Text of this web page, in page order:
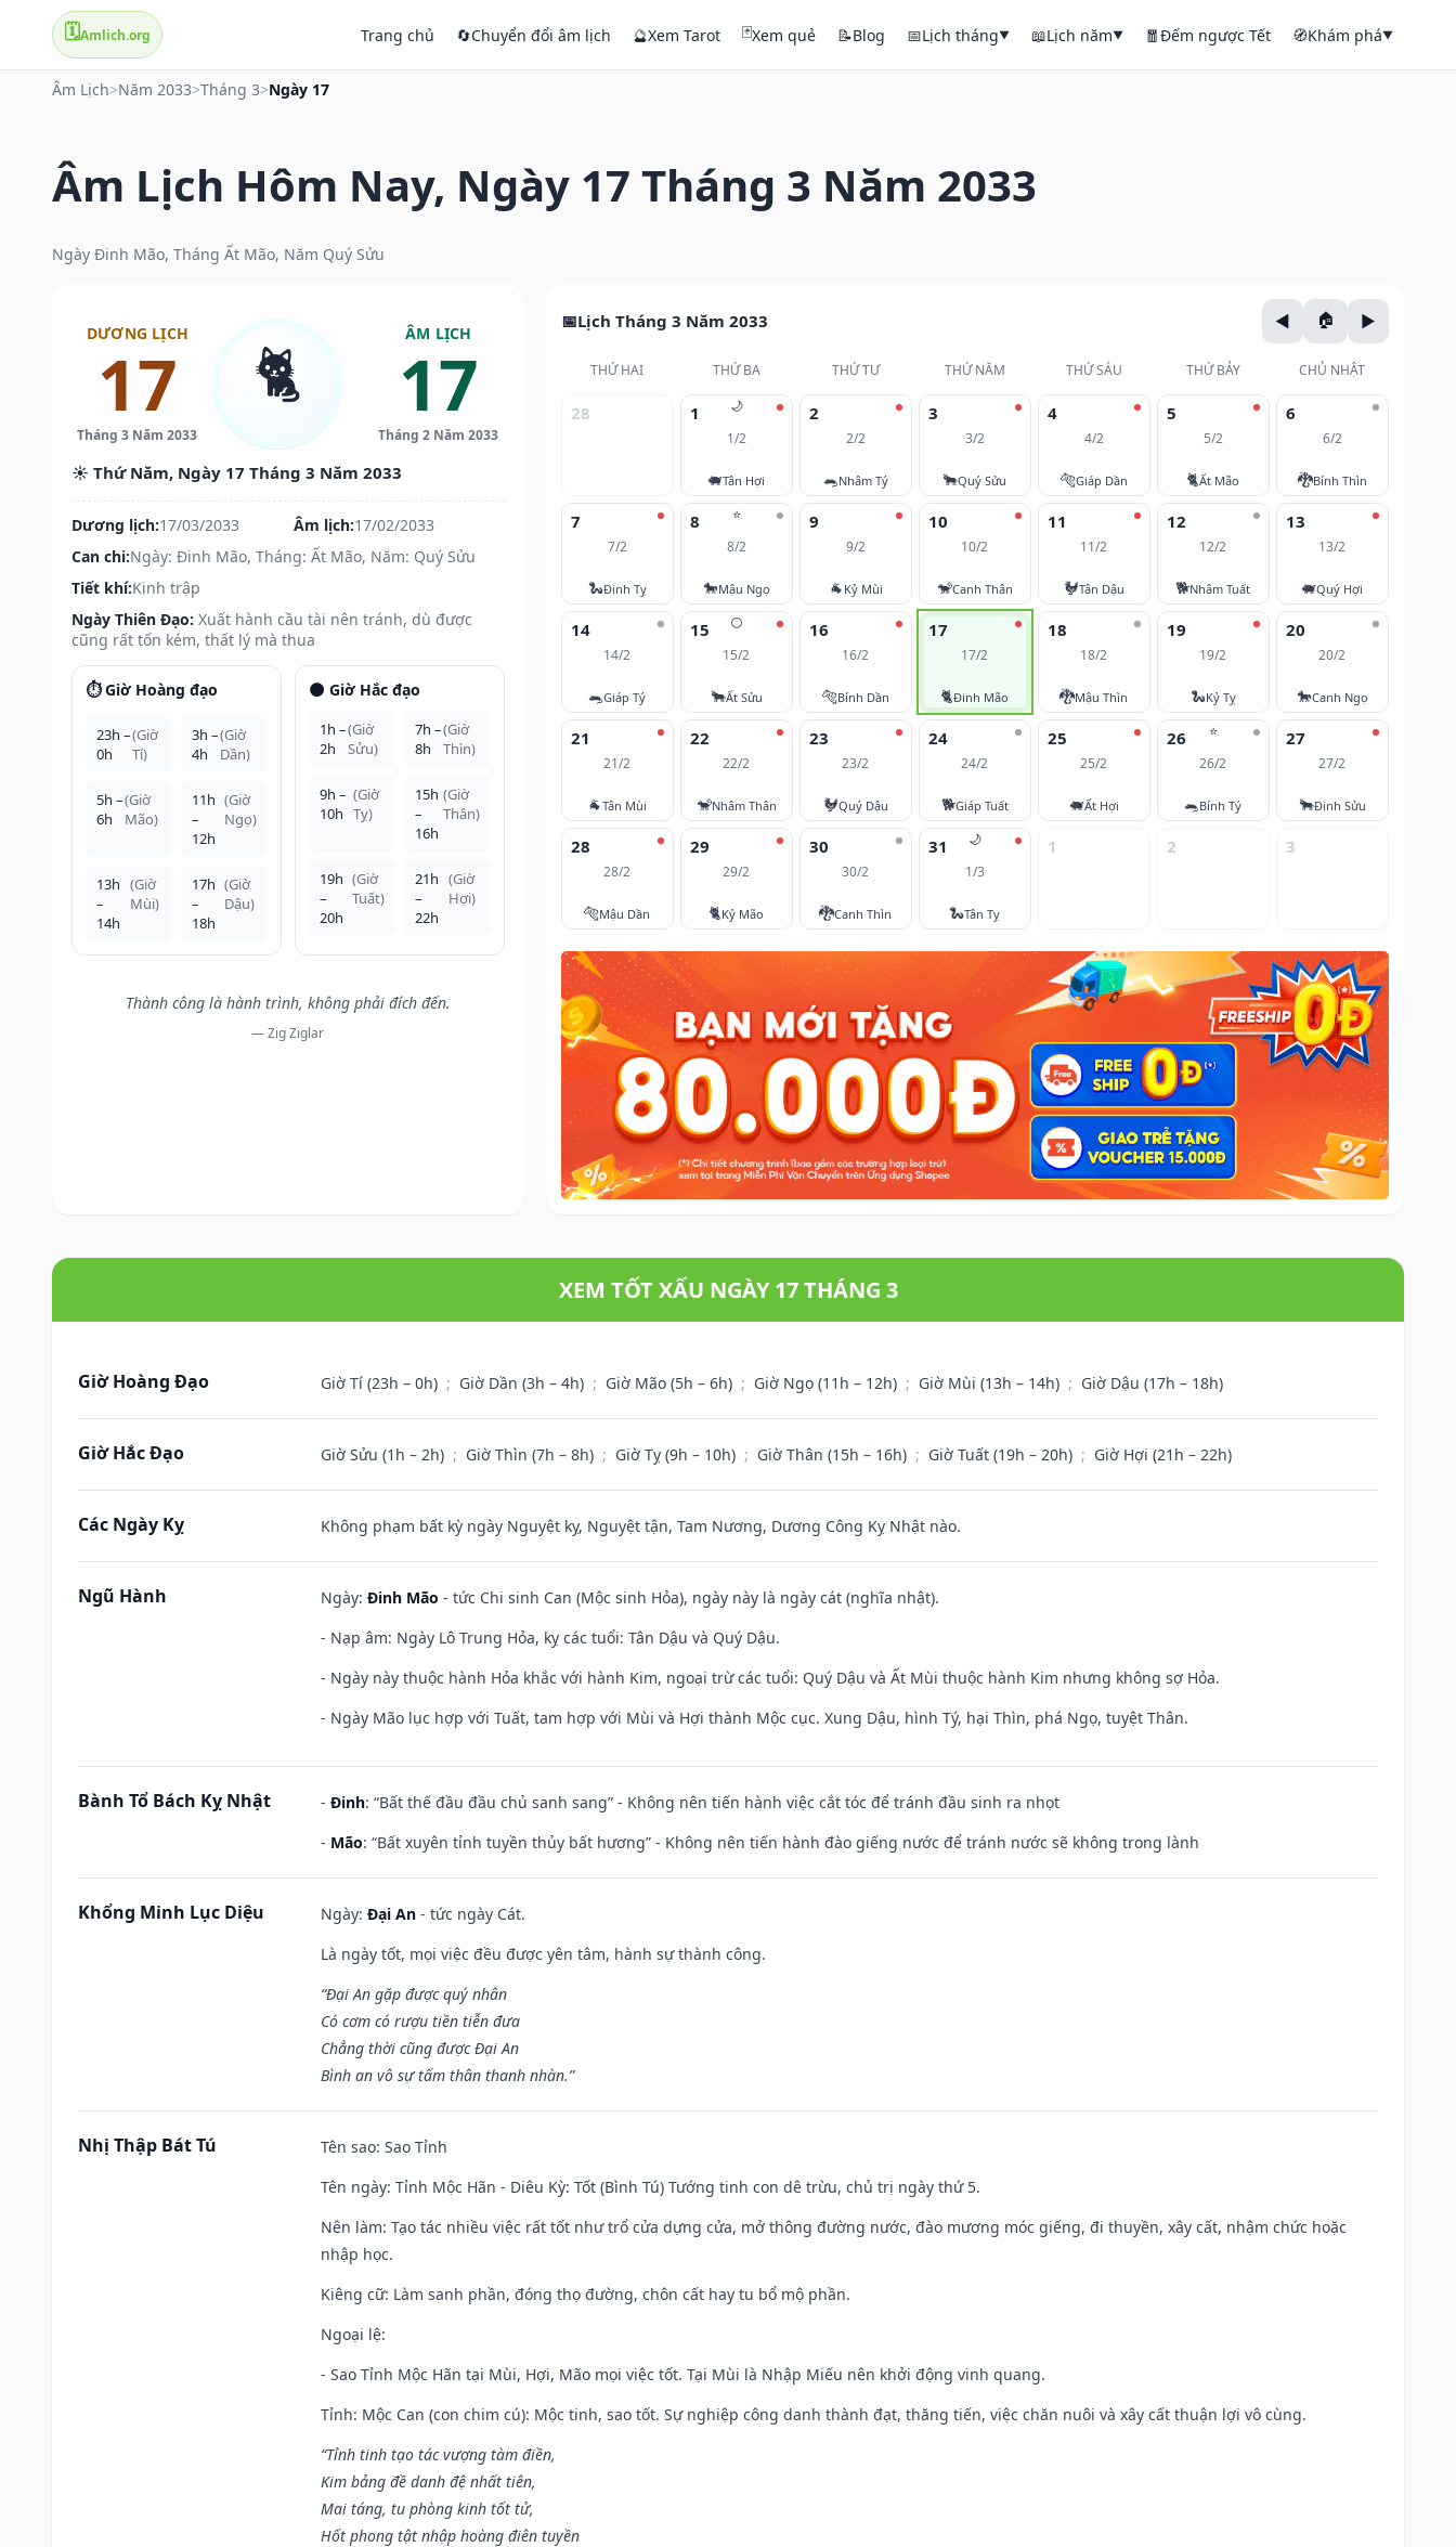
🗓️Amlich.org Trang chủ 🔄Chuyển đổi âm lịch 🔮Xem Tarot 🃏Xem quẻ 📝Blog 📅Lịch tháng▼ 📖Lịch năm▼ 🧧Đếm ngược Tết 🧭Khám phá▼
Âm Lịch>Năm 2033>Tháng 3>Ngày 17
Âm Lịch Hôm Nay, Ngày 17 Tháng 3 Năm 2033
Ngày Đinh Mão, Tháng Ất Mão, Năm Quý Sửu
DƯƠNG LỊCH
17
Tháng 3 Năm 2033
🐈 ÂM LỊCH
17
Tháng 2 Năm 2033
☀️ Thứ Năm, Ngày 17 Tháng 3 Năm 2033
Dương lịch:17/03/2033 Âm lịch:17/02/2033
Can chi:Ngày: Đinh Mão, Tháng: Ất Mão, Năm: Quý Sửu
Tiết khí:Kinh trập
Ngày Thiên Đạo: Xuất hành cầu tài nên tránh, dù được
cũng rất tốn kém, thất lý mà thua
⏱️ Giờ Hoàng đạo
23h –
0h
(Giờ
Tí)
3h –
4h
(Giờ
Dần)
5h –
6h
(Giờ
Mão)
11h
–
12h
(Giờ
Ngọ)
13h
–
14h
(Giờ
Mùi)
17h
–
18h
(Giờ
Dậu)
🌑 Giờ Hắc đạo
1h –
2h
(Giờ
Sửu)
7h –
8h
(Giờ
Thìn)
9h –
10h
(Giờ
Tỵ)
15h
–
16h
(Giờ
Thân)
19h
–
20h
(Giờ
Tuất)
21h
–
22h
(Giờ
Hợi)
Thành công là hành trình, không phải đích đến.
— Zig Ziglar
Lịch Tháng 3 Năm 2033
THỨ HAI THỨ BA THỨ TƯ THỨ NĂM THỨ SÁU THỨ BẢY CHỦ NHẬT
28 🌙
1
1/2
🐖Tân Hợi
2
2/2
🐀Nhâm Tý
3
3/2
🐂Quý Sửu
4
4/2
🐅Giáp Dần
5
5/2
🐈Ất Mão
6
6/2
🐉Bính Thìn
7
7/2
🐍Đinh Tỵ
⭐
8
8/2
🐎Mậu Ngọ
9
9/2
🐐 Kỷ Mùi
10
10/2
🐒Canh Thân
11
11/2
🐓Tân Dậu
12
12/2
🐕Nhâm Tuất
13
13/2
🐖Quý Hợi
14
14/2
🐀Giáp Tý
🌕
15
15/2
🐂Ất Sửu
16
16/2
🐅Bính Dần
17
17/2
🐈Đinh Mão
18
18/2
🐉Mậu Thìn
19
19/2
🐍Kỷ Tỵ
20
20/2
🐎Canh Ngọ
21
21/2
🐐Tân Mùi
22
22/2
🐒Nhâm Thân
23
23/2
🐓Quý Dậu
24
24/2
🐕Giáp Tuất
25
25/2
🐖Ất Hợi
⭐
26
26/2
🐀Bính Tý
27
27/2
🐂Đinh Sửu
28
28/2
🐅Mậu Dần
29
29/2
🐈Kỷ Mão
30
30/2
🐉Canh Thìn
🌙
31
1/3
🐍Tân Tỵ
1 2 3
XEM TỐT XẤU NGÀY 17 THÁNG 3
Giờ Hoàng Đạo Giờ Tí (23h – 0h) ; Giờ Dần (3h – 4h) ; Giờ Mão (5h – 6h) ; Giờ Ngọ (11h – 12h) ; Giờ Mùi (13h – 14h) ; Giờ Dậu (17h – 18h)
Giờ Hắc Đạo Giờ Sửu (1h – 2h) ; Giờ Thìn (7h – 8h) ; Giờ Tỵ (9h – 10h) ; Giờ Thân (15h – 16h) ; Giờ Tuất (19h – 20h) ; Giờ Hợi (21h – 22h)
Các Ngày Kỵ Không phạm bất kỳ ngày Nguyệt kỵ, Nguyệt tận, Tam Nương, Dương Công Kỵ Nhật nào.
Ngũ Hành Ngày: Đinh Mão - tức Chi sinh Can (Mộc sinh Hỏa), ngày này là ngày cát (nghĩa nhật).
- Nạp âm: Ngày Lô Trung Hỏa, kỵ các tuổi: Tân Dậu và Quý Dậu.
- Ngày này thuộc hành Hỏa khắc với hành Kim, ngoại trừ các tuổi: Quý Dậu và Ất Mùi thuộc hành Kim nhưng không sợ Hỏa.
- Ngày Mão lục hợp với Tuất, tam hợp với Mùi và Hợi thành Mộc cục. Xung Dậu, hình Tý, hại Thìn, phá Ngọ, tuyệt Thân.
Bành Tổ Bách Kỵ Nhật - Đinh: “Bất thế đầu đầu chủ sanh sang” - Không nên tiến hành việc cắt tóc để tránh đầu sinh ra nhọt
- Mão: “Bất xuyên tỉnh tuyền thủy bất hương” - Không nên tiến hành đào giếng nước để tránh nước sẽ không trong lành
Khổng Minh Lục Diệu Ngày: Đại An - tức ngày Cát.
Là ngày tốt, mọi việc đều được yên tâm, hành sự thành công.
“Đại An gặp được quý nhân
Có cơm có rượu tiền tiễn đưa
Chẳng thời cũng được Đại An
Bình an vô sự tấm thân thanh nhàn.”
Nhị Thập Bát Tú Tên sao: Sao Tỉnh
Tên ngày: Tỉnh Mộc Hãn - Diêu Kỳ: Tốt (Bình Tú) Tướng tinh con dê trừu, chủ trị ngày thứ 5.
Nên làm: Tạo tác nhiều việc rất tốt như trổ cửa dựng cửa, mở thông đường nước, đào mương móc giếng, đi thuyền, xây cất, nhậm chức hoặc
nhập học.
Kiêng cữ: Làm sanh phần, đóng thọ đường, chôn cất hay tu bổ mộ phần.
Ngoại lệ:
- Sao Tỉnh Mộc Hãn tại Mùi, Hợi, Mão mọi việc tốt. Tại Mùi là Nhập Miếu nên khởi động vinh quang.
Tỉnh: Mộc Can (con chim cú): Mộc tinh, sao tốt. Sự nghiệp công danh thành đạt, thăng tiến, việc chăn nuôi và xây cất thuận lợi vô cùng.
“Tỉnh tinh tạo tác vượng tàm điền,
Kim bảng đề danh đệ nhất tiên,
Mai táng, tu phòng kinh tốt tử,
Hốt phong tật nhập hoàng điên tuyền